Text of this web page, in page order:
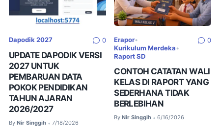
Dapodik 2027 0
UPDATE DAPODIK VERSI
2027 UNTUK
PEMBARUAN DATA
POKOK PENDIDIKAN
TAHUN AJARAN
2026/2027
By Nir Singgih • 7/18/2026
Erapor•
Kurikulum Merdeka •
Raport SD
0
CONTOH CATATAN WALI
KELAS DI RAPORT YANG
SEDERHANA TIDAK
BERLEBIHAN
By Nir Singgih • 6/16/2026